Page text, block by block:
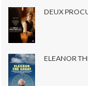
DEUX
ELEANOR